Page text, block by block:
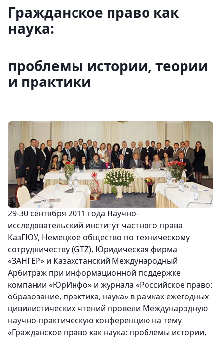
Гражданское право как
наука:
проблемы истории, теории
и практики
29-30 сентября 2011 года Научно-
исследовательский институт частного права
КазГЮУ, Немецкое общество по техническому
сотрудничеству (GTZ), Юридическая фирма
«ЗАНГЕР» и Казахстанский Международный
Арбитраж при информационной поддержке
компании «ЮрИнфо» и журнала «Российское право:
образование, практика, наука» в рамках ежегодных
цивилистических чтений провели Международную
научно-практическую конференцию на тему
«Гражданское право как наука: проблемы истории,